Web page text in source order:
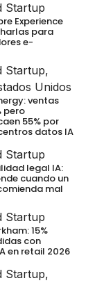
Startup
Experience
para
e-
Startup,
Unidos
ventas
pero
55% por
datos IA
Startup
legal IA:
cuando un
mal
Startup
15%
con
en retail 2026
Startup,